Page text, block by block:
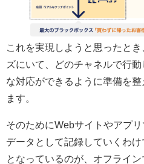
これを実現しようと思ったと
ズにいて、どのチャネルで行
な対応ができるように準備を
ます。
そのためにWebサイトやアプリ
データとして記録していくわ
となっているのが、オフライ